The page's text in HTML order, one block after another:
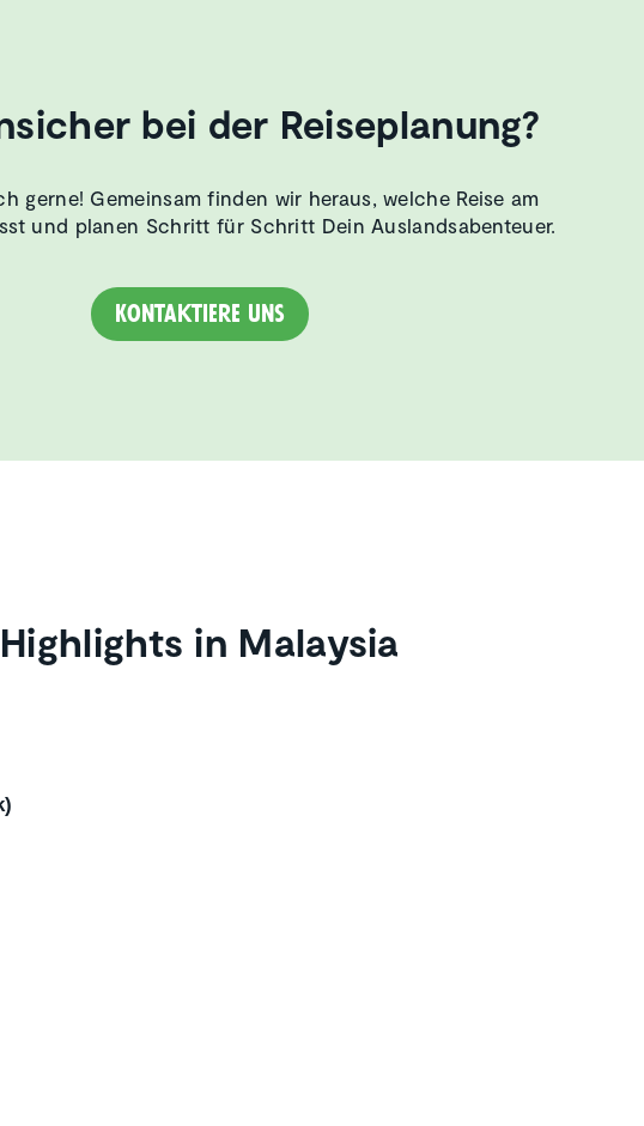
bei der Reiseplanung?
gerne! Gemeinsam finden wir heraus, welche Reise am
und planen Schritt für Schritt Dein Auslandsabenteuer.
Kontaktiere uns
Highlights in Malaysia